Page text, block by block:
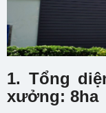
1. Tổng
xưởng: 8ha